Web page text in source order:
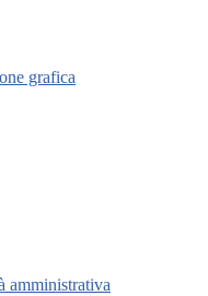
grafica
amministrativa